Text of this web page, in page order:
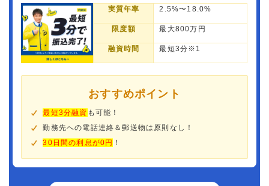
実質年率 2.5%〜18.0%
限度額 最大800万円
融資時間 最短3分※1
おすすめポイント
最短3分融資 も可能！
勤務先への電話連絡＆郵送物は原則なし！
30日間の利息が0円 ！